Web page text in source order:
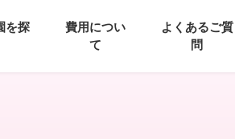
を探
費用につい
て
よくあるご質
問